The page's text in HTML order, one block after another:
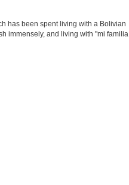
has been spent living with a Bolivian
immensely, and living with "mi familia